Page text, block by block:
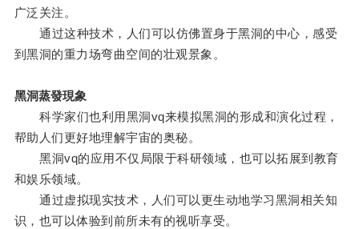
广泛关注。
通过这种技术，人们可以仿佛置身于黑洞的中心，感受
到黑洞的重力场弯曲空间的壮观景象。
黑洞蒸發現象
科学家们也利用黑洞vq来模拟黑洞的形成和演化过程，
帮助人们更好地理解宇宙的奥秘。
黑洞vq的应用不仅局限于科研领域，也可以拓展到教育
和娱乐领域。
通过虚拟现实技术，人们可以更生动地学习黑洞相关知
识，也可以体验到前所未有的视听享受。